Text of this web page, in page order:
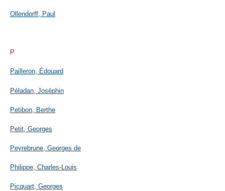
Ollendorff, Paul
P
Pailleron, Édouard
Péladan, Joséphin
Petibon, Berthe
Petit, Georges
Peyrebrune, Georges de
Philippe, Charles-Louis
Picquart, Georges